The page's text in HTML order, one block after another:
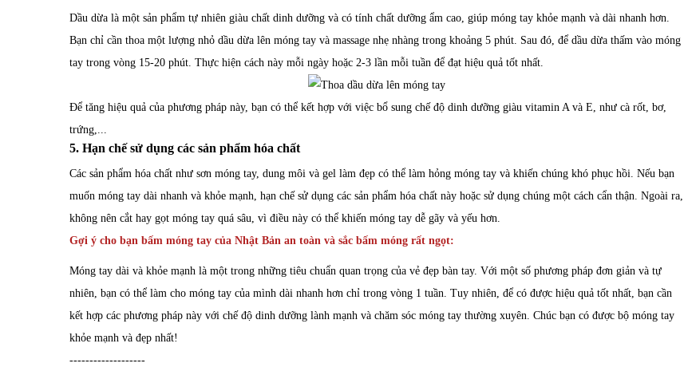
Dầu dừa là một sản phẩm tự nhiên giàu chất dinh dưỡng và có tính chất dưỡng ẩm cao, giúp móng tay khỏe mạnh và dài nhanh hơn.
Bạn chỉ cần thoa một lượng nhỏ dầu dừa lên móng tay và massage nhẹ nhàng trong khoảng 5 phút. Sau đó, để dầu dừa thấm vào móng
tay trong vòng 15-20 phút. Thực hiện cách này mỗi ngày hoặc 2-3 lần mỗi tuần để đạt hiệu quả tốt nhất.
Để tăng hiệu quả của phương pháp này, bạn có thể kết hợp với việc bổ sung chế độ dinh dưỡng giàu vitamin A và E, như cà rốt, bơ,
trứng,...
5. Hạn chế sử dụng các sản phẩm hóa chất
Các sản phẩm hóa chất như sơn móng tay, dung môi và gel làm đẹp có thể làm hỏng móng tay và khiến chúng khó phục hồi. Nếu bạn
muốn móng tay dài nhanh và khỏe mạnh, hạn chế sử dụng các sản phẩm hóa chất này hoặc sử dụng chúng một cách cẩn thận. Ngoài ra,
không nên cắt hay gọt móng tay quá sâu, vì điều này có thể khiến móng tay dễ gãy và yếu hơn.
Gợi ý cho bạn bấm móng tay của Nhật Bản an toàn và sắc bấm móng rất ngọt:
Móng tay dài và khỏe mạnh là một trong những tiêu chuẩn quan trọng của vẻ đẹp bàn tay. Với một số phương pháp đơn giản và tự
nhiên, bạn có thể làm cho móng tay của mình dài nhanh hơn chỉ trong vòng 1 tuần. Tuy nhiên, để có được hiệu quả tốt nhất, bạn cần
kết hợp các phương pháp này với chế độ dinh dưỡng lành mạnh và chăm sóc móng tay thường xuyên. Chúc bạn có được bộ móng tay
khỏe mạnh và đẹp nhất!
-------------------